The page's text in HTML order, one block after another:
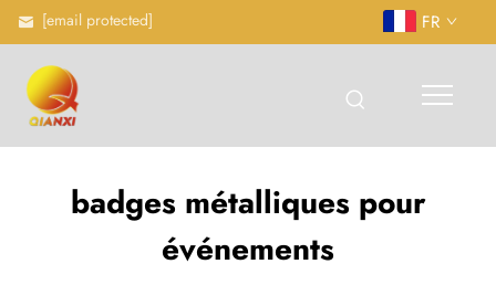
[email protected] FR
badges métalliques pour
événements